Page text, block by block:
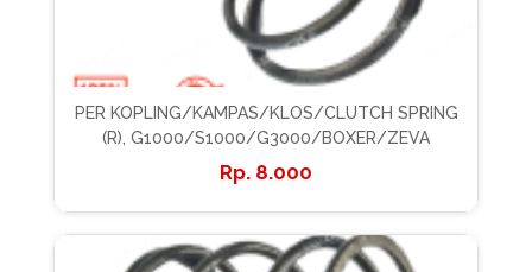
PER KOPLING/KAMPAS/KLOS/CLUTCH SPRING
(R), G1000/S1000/G3000/BOXER/ZEVA
8.000